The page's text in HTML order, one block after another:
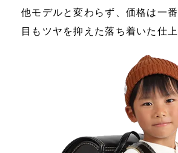
他モデルと変わらず、価格は一
目もツヤを抑えた落ち着いた仕上